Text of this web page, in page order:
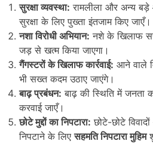
सुरक्षा व्यवस्था: रामलीला और अन्य बड़े
सुरक्षा के लिए पुख्ता इंतजाम किए जाएँ।
नशा विरोधी अभियान: नशे के खिलाफ
जड़ से खत्म किया जाएगा।
गैंगस्टरों के खिलाफ कार्रवाई: आने वाले
भी सख्त कदम उठाए जाएंगे।
बाढ़ प्रबंधन: बाढ़ की स्थिति में जनता
करवाई जाएँ।
छोटे मुद्दों का निपटारा: छोटे-छोटे
निपटाने के लिएसहमति निपटारा मुहिम